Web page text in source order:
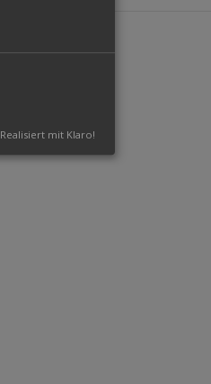
Realisiert mit Klaro!